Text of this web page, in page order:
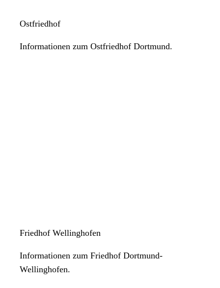
Ostfriedhof
Informationen zum Ostfriedhof Dortmund.
Friedhof Wellinghofen
Informationen zum Friedhof Dortmund-
Wellinghofen.